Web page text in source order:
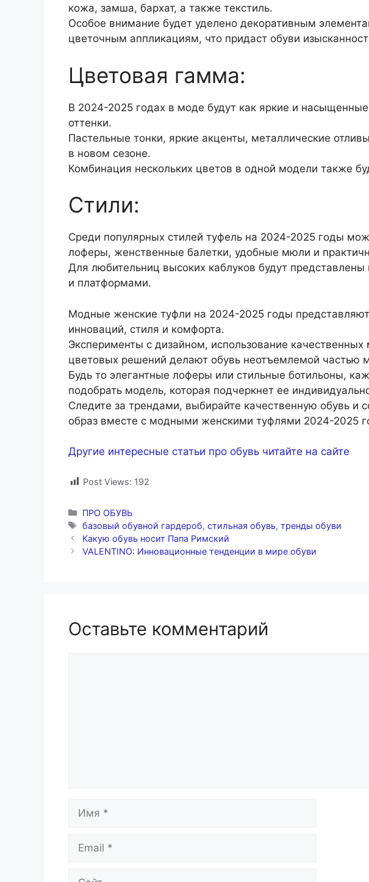
кожа, замша, бархат, а также текстиль.
Особое внимание будет уделено декоративным
цветочным аппликациям, что придаст обуви
Цветовая гамма:
В 2024-2025 годах в моде будут как яркие и
оттенки.
Пастельные тонки, яркие акценты, металлические
в новом сезоне.
Комбинация нескольких цветов в одной модели также
Стили:
Среди популярных стилей туфель на 2024-2025 годы
лоферы, женственные балетки, удобные мюли и
Для любительниц высоких каблуков будут
и платформами.
Модные женские туфли на 2024-2025 годы
инноваций, стиля и комфорта.
Эксперименты с дизайном, использование качественных
цветовых решений делают обувь неотъемлемой частью
Будь то элегантные лоферы или стильные ботильоны,
подобрать модель, которая подчеркнет ее
Следите за трендами, выбирайте качественную обувь и
образ вместе с модными женскими туфлями 2024-2025
Другие интересные статьи про обувь читайте на сайте
Post Views: 192
Рубрики
ПРО ОБУВЬ
Метки
базовый обувной гардероб,стильная обувь,тренды обуви
Какую обувь носит Папа Римский
VALENTINO: Инновационные тенденции в мире обуви
Оставьте комментарий